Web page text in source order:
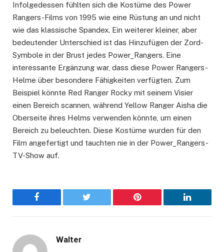
Infolgedessen fühlten sich die Kostüme des Power
Rangers-Films von 1995 wie eine Rüstung an und nicht
wie das klassische Spandex. Ein weiterer kleiner, aber
bedeutender Unterschied ist das Hinzufügen der Zord-
Symbole in der Brust jedes Power_Rangers. Eine
interessante Ergänzung war, dass diese Power Rangers-
Helme über besondere Fähigkeiten verfügten. Zum
Beispiel könnte Red Ranger Rocky mit seinem Visier
einen Bereich scannen, während Yellow Ranger Aisha die
Oberseite ihres Helms verwenden könnte, um einen
Bereich zu beleuchten. Diese Kostüme wurden für den
Film angefertigt und tauchten nie in der Power_Rangers-
TV-Show auf.
Facebook Twitter Pinterest LinkedIn
Walter